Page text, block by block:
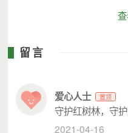
留言
爱心人士 置顶
守护红树林，守
2021-04-16